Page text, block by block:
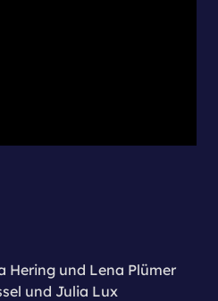
Hering und Lena Plümer
und Julia Lux